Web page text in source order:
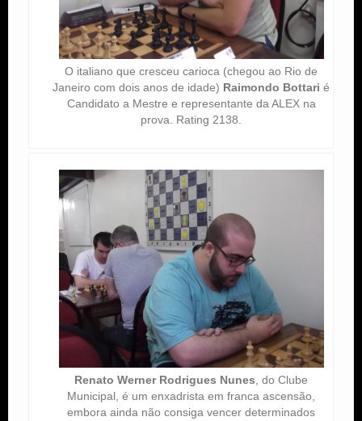
O italiano que cresceu carioca (chegou ao Rio de
Janeiro com dois anos de idade) Raimondo Bottari é
Candidato a Mestre e representante da ALEX na
prova. Rating 2138.
Renato Werner Rodrigues Nunes , do Clube
Municipal, é um enxadrista em franca ascensão,
embora ainda não consiga vencer determinados